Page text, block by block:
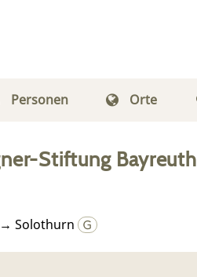
Personen Orte
Stiftung Bayreuth
→ Solothurn